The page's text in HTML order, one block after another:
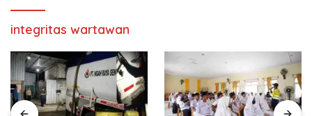
integritas wartawan